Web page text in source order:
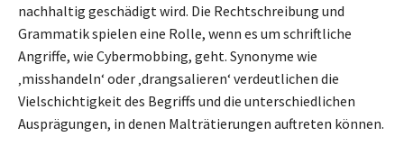
nachhaltig geschädigt wird. Die Rechtschreibung und
Grammatik spielen eine Rolle, wenn es um schriftliche
Angriffe, wie Cybermobbing, geht. Synonyme wie
‚misshandeln‘ oder ‚drangsalieren‘ verdeutlichen die
Vielschichtigkeit des Begriffs und die unterschiedlichen
Ausprägungen, in denen Malträtierungen auftreten können.